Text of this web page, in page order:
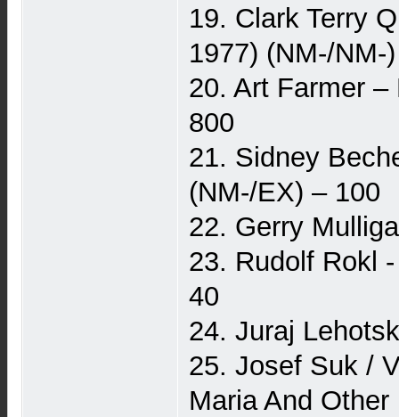
19. Clark Terry
1977) (NM-/NM-
20. Art Farmer
800
21. Sidney
(NM-/EX) – 100
22. Gerry
23. Rudolf Rokl
40
24. Juraj
25. Josef Suk /
Maria And